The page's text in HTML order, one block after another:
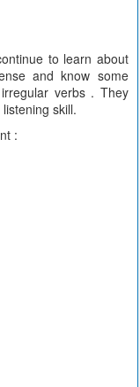
to learn about
and know some
verbs . They
skill.
: